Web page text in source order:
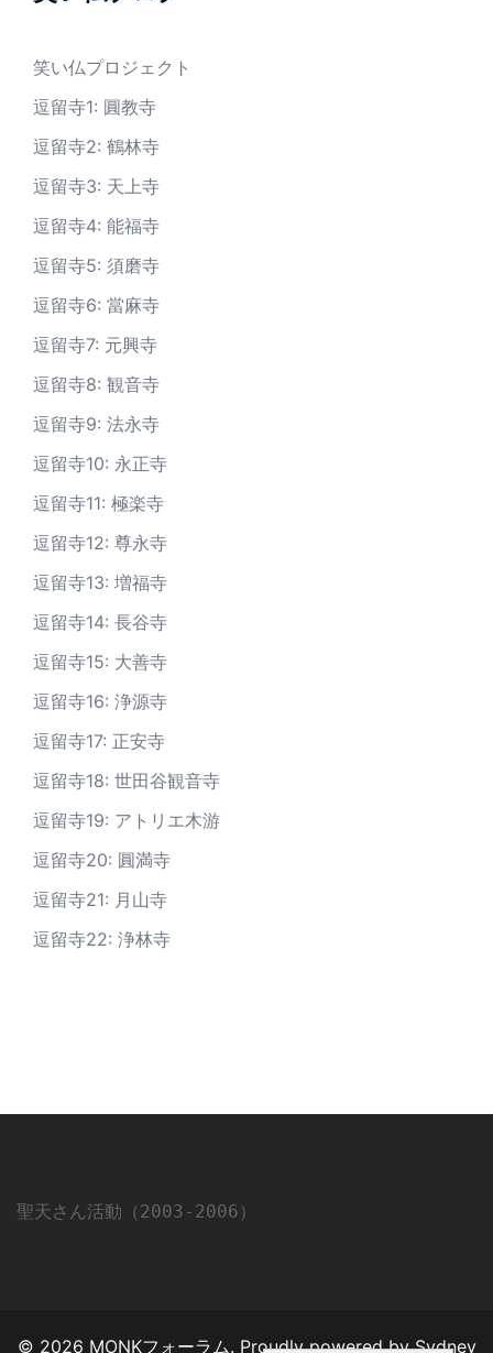
笑い仏プロジェクト
逗留寺1: 圓教寺
逗留寺2: 鶴林寺
逗留寺3: 天上寺
逗留寺4: 能福寺
逗留寺5: 須磨寺
逗留寺6: 當麻寺
逗留寺7: 元興寺
逗留寺8: 観音寺
逗留寺9: 法永寺
逗留寺10: 永正寺
逗留寺11: 極楽寺
逗留寺12: 尊永寺
逗留寺13: 増福寺
逗留寺14: 長谷寺
逗留寺15: 大善寺
逗留寺16: 浄源寺
逗留寺17: 正安寺
逗留寺18: 世田谷観音寺
逗留寺19: アトリエ木游
逗留寺20: 圓満寺
逗留寺21: 月山寺
逗留寺22: 浄林寺
聖天さん活動（2003-2006）
© 2026 MONKフォーラム. Proudly powered bySydney